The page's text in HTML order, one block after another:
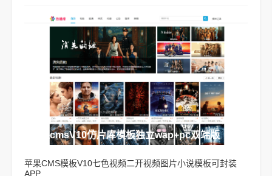
苹果cmsV10仿片库模板独立wap+pc双端版
苹果CMS模板V10七色视频二开视频图片小说模板可封装
APP